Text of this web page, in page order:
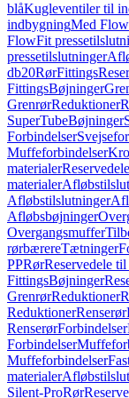
blåKugleventiler til
indbygningMed
FlowFit
pressetilslutninger
db20RørFittings
FittingsBøjninger
GrenrørReduktioner
SuperTubeBøjninger
Forbindelser
Muffeforbindelser
materialer
materialer
Afløbstilslutninger
Afløbsbøjninger
Overgangsmuffer
rørbærereTætninger
PPRørReservedele
FittingsBøjninger
GrenrørReduktioner
ReduktionerRenserør
RenserørForbindelser
Forbindelser
Muffeforbindelser
materialer
Silent-ProRør